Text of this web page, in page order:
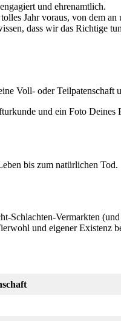
und ehrenamtlich.
Jahr voraus, von dem
dass wir das Richtige
Voll- oder Teilpatenschaft
und ein Foto Deines
bis zum natürlichen Tod.
Schlachten-Vermarkten
und eigener Existenz